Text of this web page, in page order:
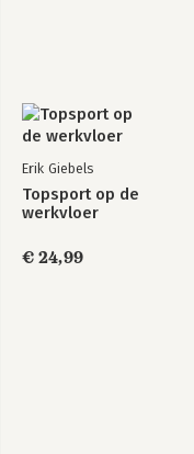
Erik Giebels
Topsport op de
werkvloer
€ 24,99